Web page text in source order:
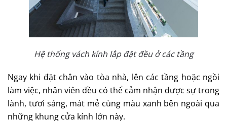
Hệ thống vách kính lắp đặt đều ở các tầng
Ngay khi đặt chân vào tòa nhà, lên các tầng hoặc ngồi
làm việc, nhân viên đều có thể cảm nhận được sự trong
lành, tươi sáng, mát mẻ cùng màu xanh bên ngoài qua
những khung cửa kính lớn này.